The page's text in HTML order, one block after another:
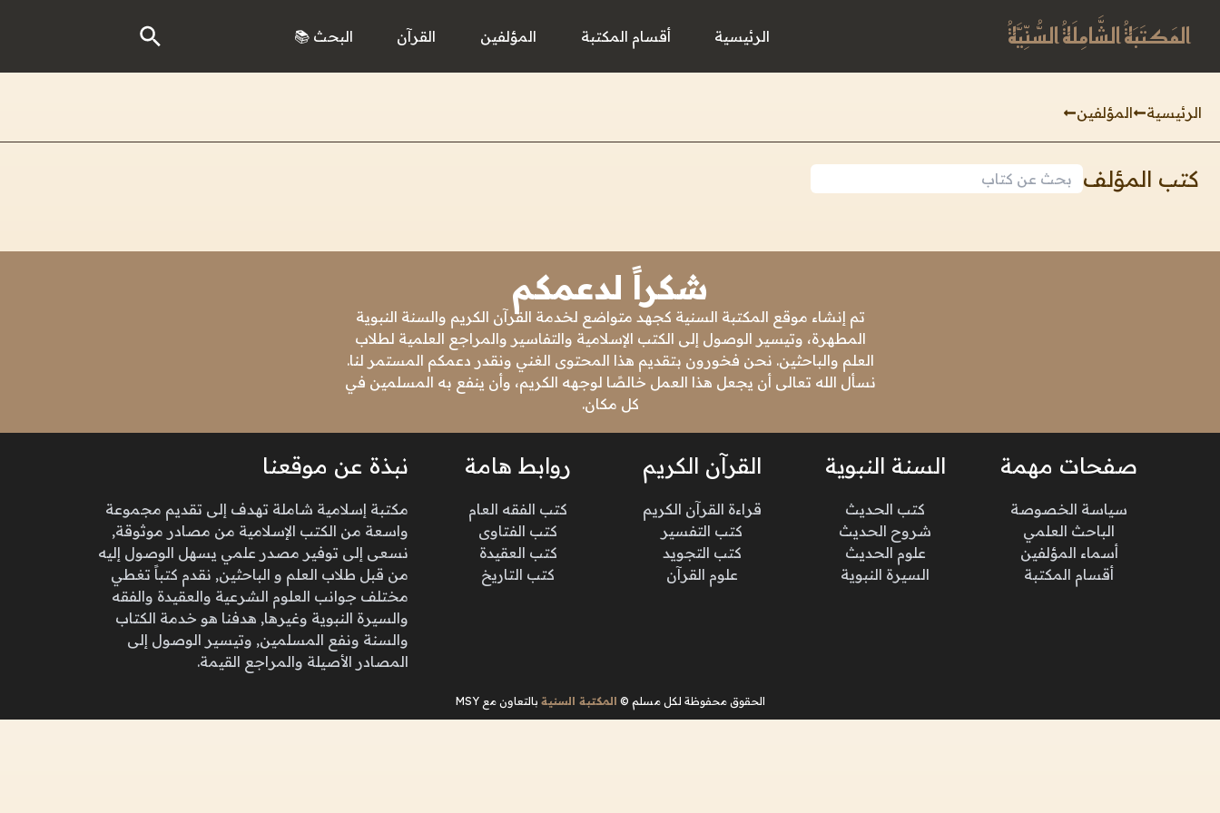
المَكتَبَةُ الشَّامِلَةُ السُّنِّيَّةُ الرئيسية أقسام المكتبة المؤلفين القرآن البحث 📚
الرئيسية المؤلفين
كتب المؤلف
شكراً لدعمكم
تم إنشاء موقع المكتبة السنية كجهد متواضع لخدمة القرآن الكريم والسنة النبوية
المطهرة، وتيسير الوصول إلى الكتب الإسلامية والتفاسير والمراجع العلمية لطلاب
العلم والباحثين. نحن فخورون بتقديم هذا المحتوى الغني ونقدر دعمكم المستمر لنا.
نسأل الله تعالى أن يجعل هذا العمل خالصًا لوجهه الكريم، وأن ينفع به المسلمين في
كل مكان.
صفحات مهمة
سياسة الخصوصة
الباحث العلمي
أسماء المؤلفين
أقسام المكتبة
السنة النبوية
كتب الحديث
شروح الحديث
علوم الحديث
السيرة النبوية
القرآن الكريم
قراءة القرآن الكريم
كتب التفسير
كتب التجويد
علوم القرآن
روابط هامة
كتب الفقه العام
كتب الفتاوى
كتب العقيدة
كتب التاريخ
نبذة عن موقعنا
مكتبة إسلامية شاملة تهدف إلى تقديم مجموعة
واسعة من الكتب الإسلامية من مصادر موثوقة,
نسعى إلى توفير مصدر علمي يسهل الوصول إليه
من قبل طلاب العلم و الباحثين, نقدم كتباً تغطي
مختلف جوانب العلوم الشرعية والعقيدة والفقه
والسيرة النبوية وغيرها, هدفنا هو خدمة الكتاب
والسنة ونفع المسلمين, وتيسير الوصول إلى
المصادر الأصيلة والمراجع القيمة.
الحقوق محفوظة لكل مسلم © المكتبة السنية بالتعاون مع MSY